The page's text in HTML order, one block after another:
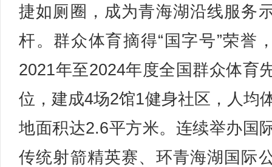
捷如厕圈，成为青海湖沿线服务
杆。群众体育摘得“国字号”荣誉
2021年至2024年度全国群众体育
位，建成4场2馆1健身社区，人均
地面积达2.6平方米。连续举办国
传统射箭精英赛、环青海湖国际